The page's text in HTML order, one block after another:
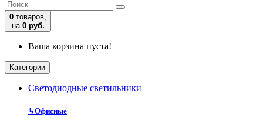
0 товаров,
на 0 руб.
Ваша корзина пуста!
Категории
Cветодиодные светильники
↳Офисные